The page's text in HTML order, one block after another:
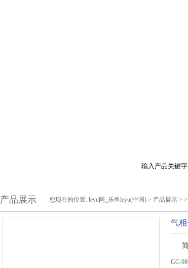
产品展示 您现在的位置: leyu网_乐鱼leyu(中国) > 产品展示 > >
气
GC-